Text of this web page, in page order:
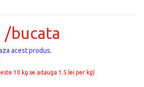
38.90 Lei /bucata
acest produs.
10 kg se adauga 1.5 lei per kg)